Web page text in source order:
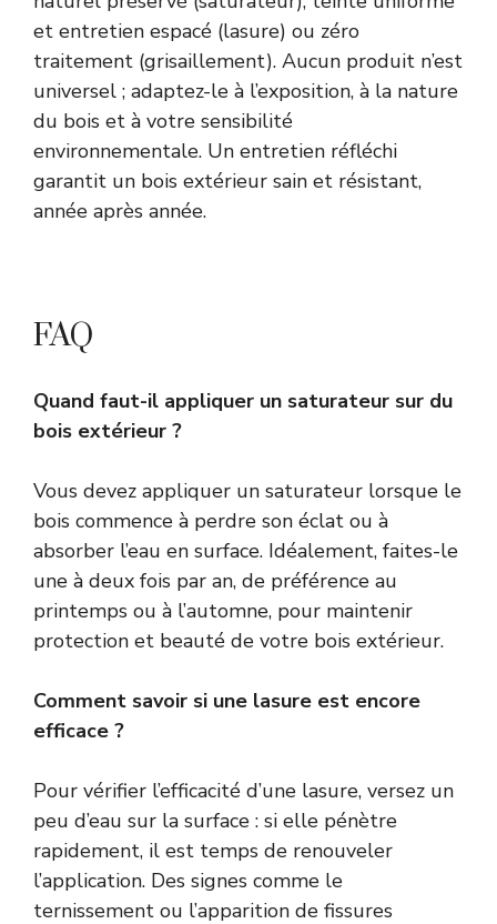
et entretien espacé (lasure) ou zéro
traitement (grisaillement). Aucun produit n’est
universel ; adaptez-le à l’exposition, à la nature
du bois et à votre sensibilité
environnementale. Un entretien réfléchi
garantit un bois extérieur sain et résistant,
année après année.
FAQ
Quand faut-il appliquer un saturateur sur du
bois extérieur ?
Vous devez appliquer un saturateur lorsque le
bois commence à perdre son éclat ou à
absorber l’eau en surface. Idéalement, faites-le
une à deux fois par an, de préférence au
printemps ou à l’automne, pour maintenir
protection et beauté de votre bois extérieur.
Comment savoir si une lasure est encore
efficace ?
Pour vérifier l’efficacité d’une lasure, versez un
peu d’eau sur la surface : si elle pénètre
rapidement, il est temps de renouveler
l’application. Des signes comme le
ternissement ou l’apparition de fissures